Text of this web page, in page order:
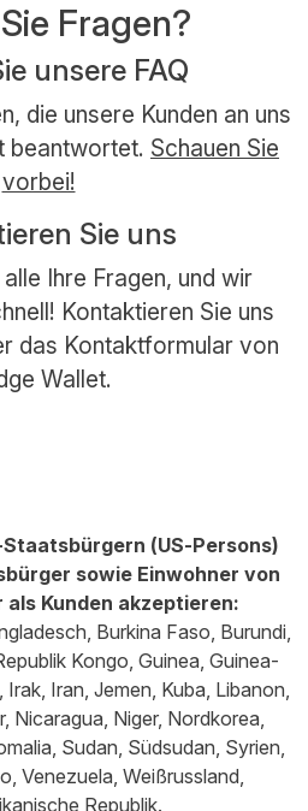
Fragen?
unsere FAQ
die unsere Kunden an uns
beantwortet. Schauen Sie
vorbei!
Sie uns
Ihre Fragen, und wir
Kontaktieren Sie uns
das Kontaktformular von
Wallet.
(US-Persons)
sowie Einwohner von
Kunden akzeptieren:
Burkina Faso, Burundi,
Kongo, Guinea, Guinea-
Iran, Jemen, Kuba, Libanon,
Nicaragua, Niger, Nordkorea,
Sudan, Südsudan, Syrien,
Venezuela, Weißrussland,
Republik.